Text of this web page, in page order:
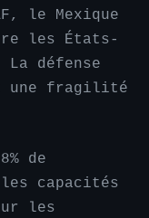
le Mexique
les États-
défense
une fragilité
de
capacités
les